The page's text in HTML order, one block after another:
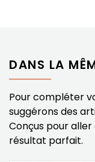
DANS LA
Pour compléter
suggérons des
Conçus pour
résultat parfait.